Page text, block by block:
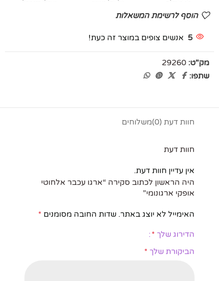
הוסף לרשימת המשאלות
5 אנשים צופים במוצר זה כעת!
מק"ט: 29260
שתפו:
חוות דעת (0) משלוחים
חוות דעת
אין עדיין חוות דעת.
היה הראשון לכתוב סקירה “ארגו עכבר אלחוטי
אופקי ארגונומי”
האימייל לא יוצג באתר. שדות החובה מסומנים *
הדירוג שלך *
הביקורת שלך *